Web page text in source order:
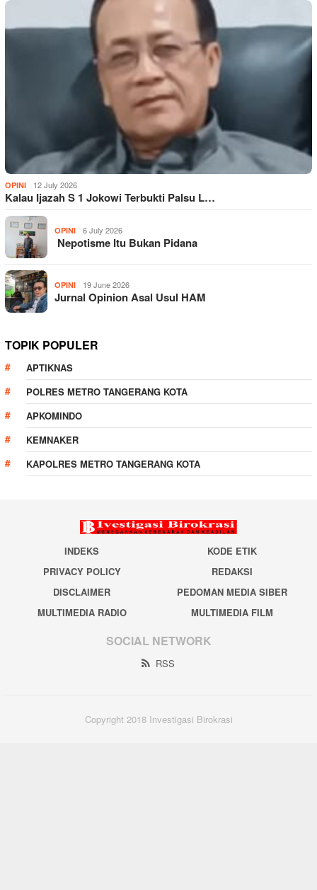
OPINI 12 July 2026
Kalau Ijazah S 1 Jokowi Terbukti Palsu L…
OPINI 6 July 2026
Nepotisme Itu Bukan Pidana
OPINI 19 June 2026
Jurnal Opinion Asal Usul HAM
TOPIK POPULER
APTIKNAS
POLRES METRO TANGERANG KOTA
APKOMINDO
KEMNAKER
KAPOLRES METRO TANGERANG KOTA
INDEKS
KODE ETIK
PRIVACY POLICY
REDAKSI
DISCLAIMER
PEDOMAN MEDIA SIBER
MULTIMEDIA RADIO
MULTIMEDIA FILM
SOCIAL NETWORK
RSS
Copyright 2018 Investigasi Birokrasi